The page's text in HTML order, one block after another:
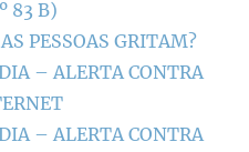
83 B)
PESSOAS GRITAM?
– ALERTA CONTRA
– ALERTA CONTRA